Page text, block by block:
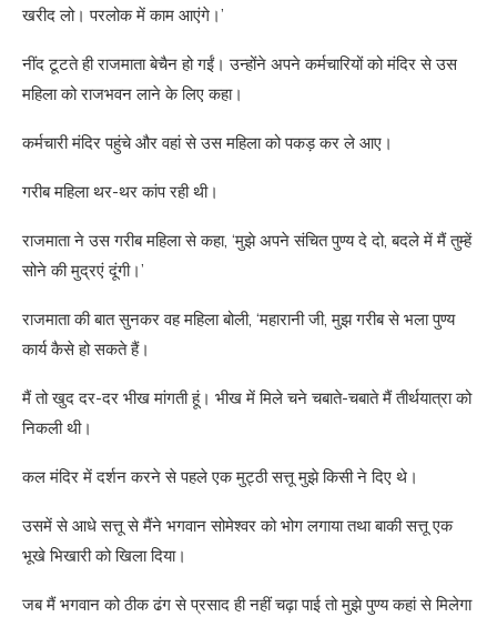
खरीद लो। परलोक में काम आएंगे।’
नींद टूटते ही राजमाता बेचैन हो गईं। उन्होंने अपने कर्मचारियों को मंदिर से उस
महिला को राजभवन लाने के लिए कहा।
कर्मचारी मंदिर पहुंचे और वहां से उस महिला को पकड़ कर ले आए।
गरीब महिला थर-थर कांप रही थी।
राजमाता ने उस गरीब महिला से कहा, ‘मुझे अपने संचित पुण्य दे दो, बदले में मैं तुम्हें
सोने की मुद्रएं दूंगी।’
राजमाता की बात सुनकर वह महिला बोली, ‘महारानी जी, मुझ गरीब से भला पुण्य
कार्य कैसे हो सकते हैं।
मैं तो खुद दर-दर भीख मांगती हूं। भीख में मिले चने चबाते-चबाते मैं तीर्थयात्रा को
निकली थी।
कल मंदिर में दर्शन करने से पहले एक मुट्ठी सत्तू मुझे किसी ने दिए थे।
उसमें से आधे सत्तू से मैंने भगवान सोमेश्वर को भोग लगाया तथा बाकी सत्तू एक
भूखे भिखारी को खिला दिया।
जब मैं भगवान को ठीक ढंग से प्रसाद ही नहीं चढ़ा पाई तो मुझे पुण्य कहां से मिलेगा